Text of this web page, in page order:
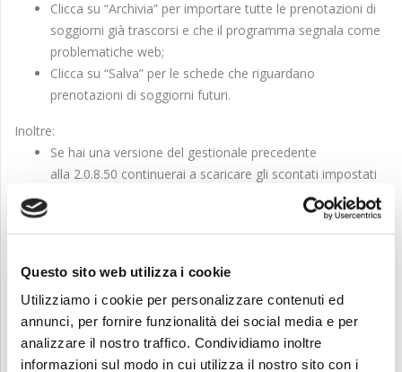
Questo sito web utilizza i cookie
Utilizziamo i cookie per personalizzare contenuti ed
annunci, per fornire funzionalità dei social media e per
analizzare il nostro traffico. Condividiamo inoltre
informazioni sul modo in cui utilizza il nostro sito con i
Clicca su “Archivia” per importare tutte le prenotazioni di
soggiorni già trascorsi e che il programma segnala come
problematiche web;
Clicca su “Salva” per le schede che riguardano
prenotazioni di soggiorni futuri.
Inoltre:
Se hai una versione del gestionale precedente
alla 2.0.8.50 continuerai a scaricare gli scontati impostati
come predefiniti indipendentemente dalle fasce di età.
Se hai una versione uguale o successiva alla 2.0.8.50 hai la
possibilità di impostare le fasce di età di ogni tipo persona
persone corrette quando vengono scaricate le
prenotazioni: per poter impostare le fasce di
età Impostazioni - Schede - Tipi persona
Gestisci le ordinazioni del tuo ristorante con la nostra App!